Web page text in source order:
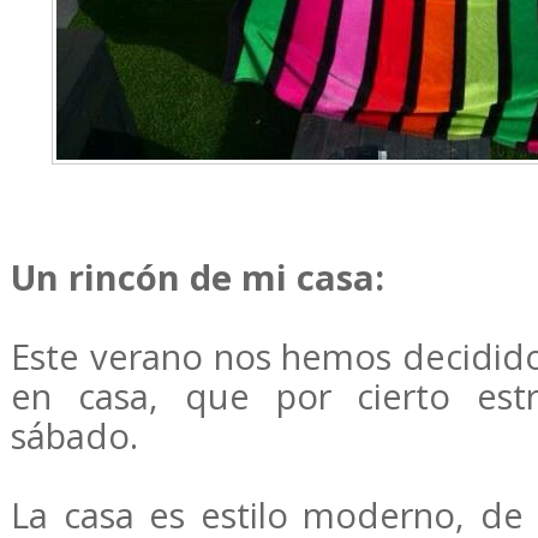
Un rincón de mi casa:
Este verano nos hemos
en casa, que por cierto
sábado.
La casa es estilo moderno,